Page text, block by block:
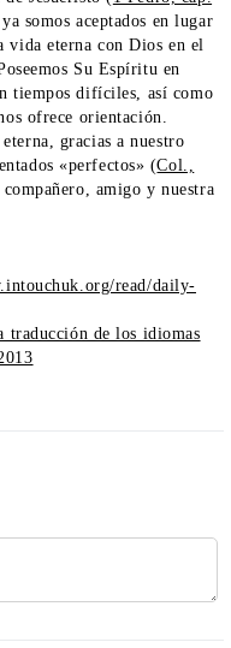
somos aceptados en lugar
vida eterna con Dios en el
Su Espíritu en
tiempos difíciles, así como
ofrece orientación.
gracias a nuestro
«perfectos» (Col.,
amigo y nuestra
read/daily-
traducción de los idiomas